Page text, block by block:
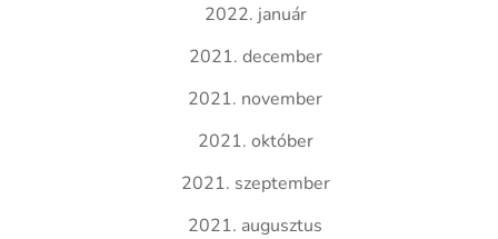
2022. január
2021. december
2021. november
2021. október
2021. szeptember
2021. augusztus